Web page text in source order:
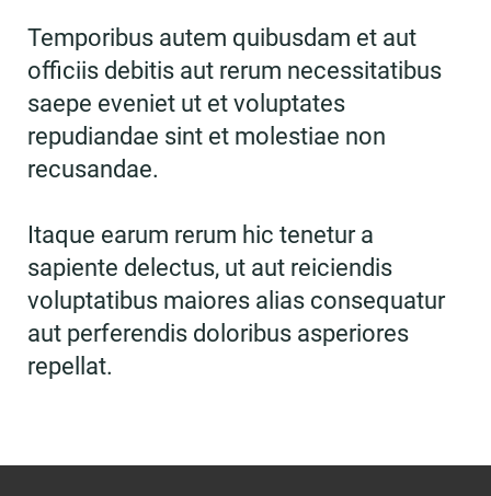
Temporibus autem quibusdam et aut
officiis debitis aut rerum necessitatibus
saepe eveniet ut et voluptates
repudiandae sint et molestiae non
recusandae.
Itaque earum rerum hic tenetur a
sapiente delectus, ut aut reiciendis
voluptatibus maiores alias consequatur
aut perferendis doloribus asperiores
repellat.